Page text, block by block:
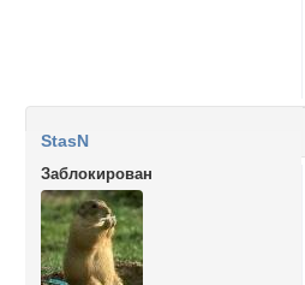
StasN
Заблокирован